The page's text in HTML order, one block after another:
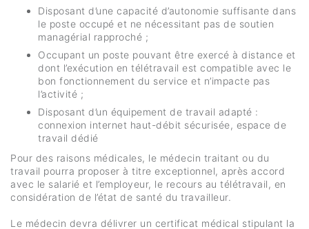
Disposant d’une capacité d’autonomie suffisante dans
le poste occupé et ne nécessitant pas de soutien
managérial rapproché ;
Occupant un poste pouvant être exercé à distance et
dont l’exécution en télétravail est compatible avec le
bon fonctionnement du service et n’impacte pas
l’activité ;
Disposant d’un équipement de travail adapté :
connexion internet haut-débit sécurisée, espace de
travail dédié
Pour des raisons médicales, le médecin traitant ou du
travail pourra proposer à titre exceptionnel, après accord
avec le salarié et l’employeur, le recours au télétravail, en
considération de l’état de santé du travailleur.
Le médecin devra délivrer un certificat médical stipulant la